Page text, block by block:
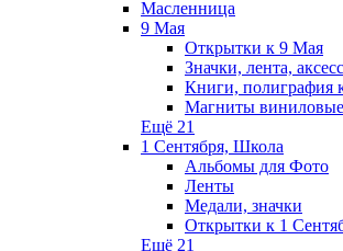
Масленница
9 Мая
Открытки к 9 Мая
Значки, лента,
Книги, полиграфия
Магниты
Ещё 21
1 Сентября, Школа
Альбомы для Фото
Ленты
Медали, значки
Открытки к 1
Ещё 21